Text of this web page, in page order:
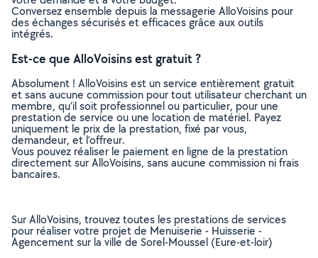
Conversez ensemble depuis la messagerie AlloVoisins pour
des échanges sécurisés et efficaces grâce aux outils
intégrés.
Est-ce que AlloVoisins est gratuit ?
Absolument ! AlloVoisins est un service entièrement gratuit
et sans aucune commission pour tout utilisateur cherchant un
membre, qu’il soit professionnel ou particulier, pour une
prestation de service ou une location de matériel. Payez
uniquement le prix de la prestation, fixé par vous,
demandeur, et l’offreur.
Vous pouvez réaliser le paiement en ligne de la prestation
directement sur AlloVoisins, sans aucune commission ni frais
bancaires.
Sur AlloVoisins, trouvez toutes les prestations de services
pour réaliser votre projet de Menuiserie - Huisserie -
Agencement sur la ville de Sorel-Moussel (Eure-et-loir)